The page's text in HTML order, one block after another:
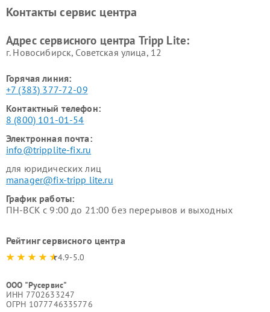
Контакты сервис центра
Адрес сервисного центра Tripp Lite:
г. Новосибирск, Советская улица, 12
Горячая линия:
+7 (383) 377-72-09
Контактный телефон:
8 (800) 101-01-54
Электронная почта:
info@tripplite-fix.ru
для юридических лиц
manager@fix-tripp lite.ru
График работы:
ПН-ВСК с 9:00 до 21:00 без перерывов и выходных
Рейтинг сервисного центра
4.9-5.0
ООО "Русервис"
ИНН 7702633247
ОГРН 1077746335776